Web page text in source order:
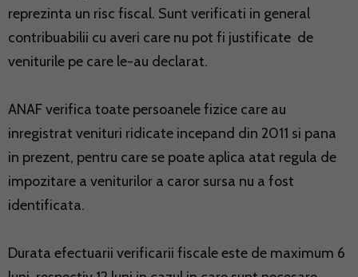
reprezinta un risc fiscal. Sunt verificati in general
contribuabilii cu averi care nu pot fi justificate de
veniturile pe care le-au declarat.
ANAF verifica toate persoanele fizice care au
inregistrat venituri ridicate incepand din 2011 si pana
in prezent, pentru care se poate aplica atat regula de
impozitare a veniturilor a caror sursa nu a fost
identificata.
Durata efectuarii verificarii fiscale este de maximum 6